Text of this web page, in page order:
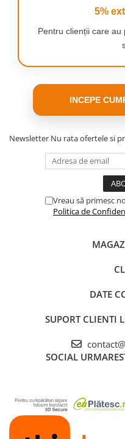
aerului de praf
durata.
mari dimensiuni
Descopera
beneficiile unui
5%
Pentru clienții care au
INCEPE
Newsletter Nu rata ofertele si
Vreau să primesc
Politica de
DATE
SUPORT CLIENTI
SOCIAL